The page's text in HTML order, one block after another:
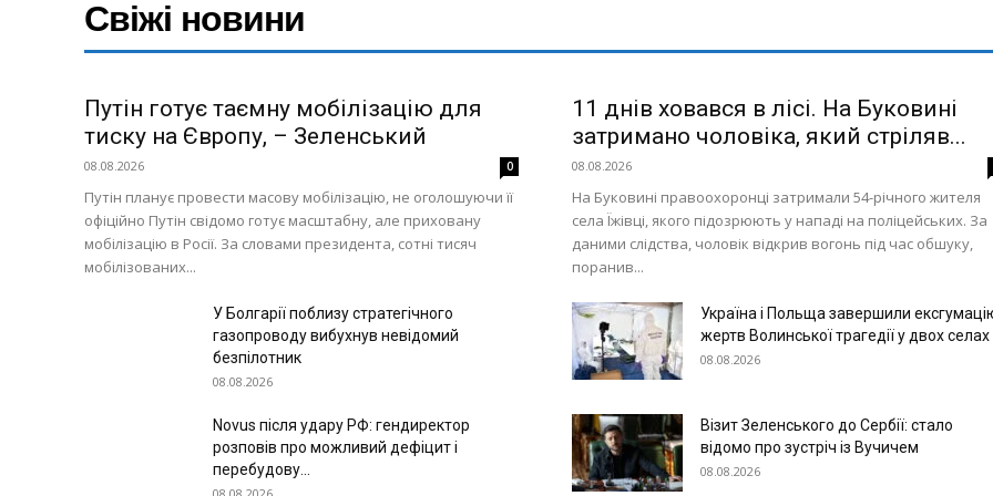
Свіжі новини
Путін готує таємну мобілізацію для
тиску на Європу, – Зеленський
08.08.2026 0
Путін планує провести масову мобілізацію, не оголошуючи її
офіційно Путін свідомо готує масштабну, але приховану
мобілізацію в Росії. За словами президента, сотні тисяч
мобілізованих...
11 днів ховався в лісі. На Буковині
затримано чоловіка, який стріляв...
08.08.2026
На Буковині правоохоронці затримали 54-річного жителя
села Їжівці, якого підозрюють у нападі на поліцейських. За
даними слідства, чоловік відкрив вогонь під час обшуку,
поранив...
У Болгарії поблизу стратегічного
газопроводу вибухнув невідомий
безпілотник
08.08.2026
Україна і Польща завершили
жертв Волинської трагедії у двох селах
08.08.2026
Novus після удару РФ: гендиректор
розповів про можливий дефіцит і
перебудову...
Візит Зеленського до Сербії: стало
відомо про зустріч із Вучичем
08.08.2026